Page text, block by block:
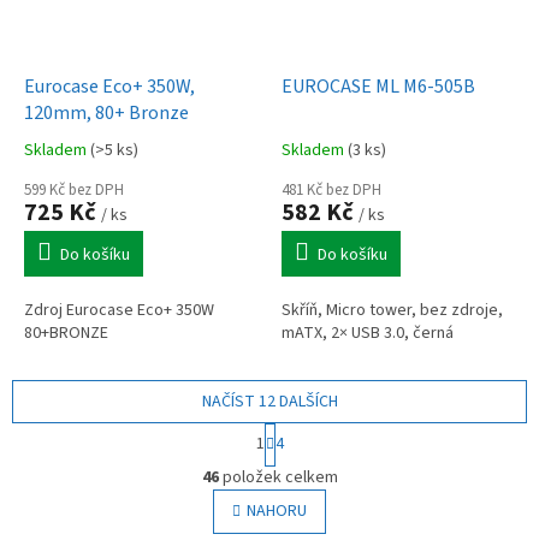
Eurocase Eco+ 350W,
120mm, 80+ Bronze
Skladem (>5 ks)
599 Kč bez DPH
725 Kč / ks
Do košíku
Zdroj Eurocase Eco+ 350W
80+BRONZE
EUROCASE ML M6-505B
Skladem (3 ks)
481 Kč bez DPH
582 Kč / ks
Do košíku
Skříň, Micro tower, bez zdroje,
mATX, 2× USB 3.0, černá
O
v
l
á
NAČÍST 12 DALŠÍCH
S
t
r
á
n
k
1 4
46položek celkem
NAHORU